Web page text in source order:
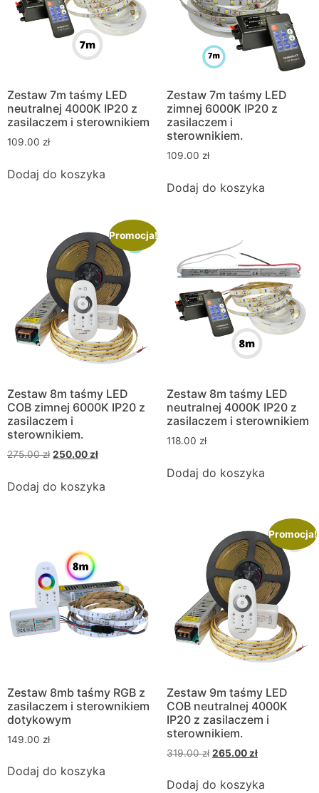
Zestaw 7m taśmy LED
neutralnej 4000K IP20 z
zasilaczem i sterownikiem
109.00 zł
Dodaj do koszyka
Zestaw 7m taśmy LED
zimnej 6000K IP20 z
zasilaczem i
sterownikiem.
109.00 zł
Dodaj do koszyka
Promocja!
Zestaw 8m taśmy LED
COB zimnej 6000K IP20 z
zasilaczem i
sterownikiem.
275.00zł 250.00 zł
Dodaj do koszyka
Zestaw 8m taśmy LED
neutralnej 4000K IP20 z
zasilaczem i sterownikiem
118.00 zł
Dodaj do koszyka
Zestaw 8mb taśmy RGB z
zasilaczem i sterownikiem
dotykowym
149.00 zł
Dodaj do koszyka
Promocja!
Zestaw 9m taśmy LED
COB neutralnej 4000K
IP20 z zasilaczem i
sterownikiem.
319.00zł 265.00 zł
Dodaj do koszyka